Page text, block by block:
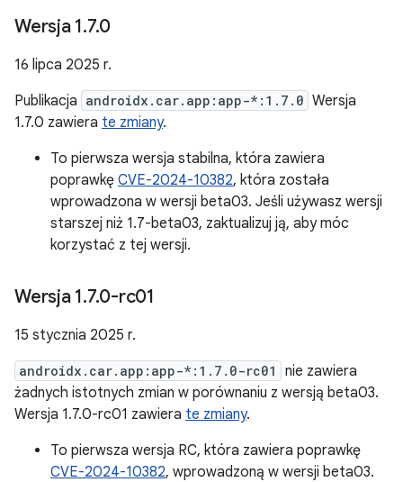
Wersja 1.7.0
16 lipca 2025 r.
Publikacja androidx.car.app:app-*:1.7.0 Wersja
1.7.0 zawiera te zmiany.
To pierwsza wersja stabilna, która zawiera
poprawkę CVE-2024-10382, która została
wprowadzona w wersji beta03. Jeśli używasz wersji
starszej niż 1.7-beta03, zaktualizuj ją, aby móc
korzystać z tej wersji.
Wersja 1.7.0-rc01
15 stycznia 2025 r.
androidx.car.app:app-*:1.7.0-rc01
nie zawiera
żadnych istotnych zmian w porównaniu z wersją beta03.
Wersja 1.7.0-rc01 zawiera te zmiany.
To pierwsza wersja RC, która zawiera poprawkę
CVE-2024-10382, wprowadzoną w wersji beta03.